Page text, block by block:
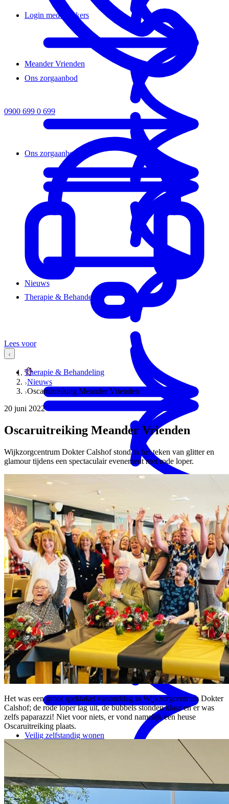
Ons zorgaanbod
Therapie & Behandeling
Dagbesteding
Veilig zelfstandig wonen
Ons zorgaanbod
Therapie & Behandeling
Mantelzorgondersteuning
Login medewerkers
Meander Vrienden
Nieuws
MENS magazine
0900 699 0 699
Lees voor
Nieuws
Oscaruitreiking Meander Vrienden
20 juni 2022
Oscaruitreiking Meander Vrienden
Wijkzorgcentrum Dokter Calshof stond in het teken van glitter en
glamour tijdens een spectaculair evenement met rode loper.
Het was een groot spektakel vanmiddag in Wijkzorgcentrum Dokter
Calshof; de rode loper lag uit, de bubbels stonden klaar en er was
zelfs paparazzi! Niet voor niets, er vond namelijk een heuse
Oscaruitreiking plaats.